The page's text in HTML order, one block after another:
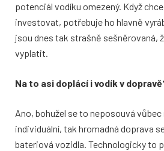
potenciál vodíku omezený. Když
investovat, potřebuje ho hlavně
jsou dnes tak strašně sešněrovaná,
vyplatit.
Na to asi doplácí i vodík v
Ano, bohužel se to neposouvá
individuální, tak hromadná doprava
bateriová vozidla. Technologicky to